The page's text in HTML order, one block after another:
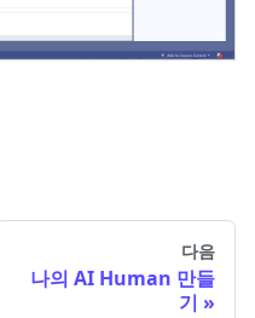
다음
나의 AI Human 만들
기